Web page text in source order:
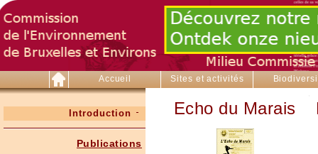
Accueil Sites et activités
Introduction
Publications
Echo du Marais